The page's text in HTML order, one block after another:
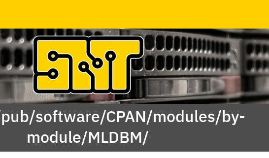
software/CPAN/modules/by-
module/MLDBM/